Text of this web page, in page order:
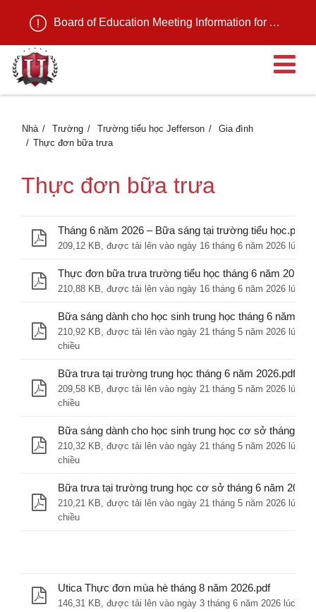
Board of Education Meeting Information for August 11, 2026
Nhà Trường Trường tiểu học Jefferson
Gia đình
Thực đơn bữa trưa
Thực đơn bữa trưa
Tháng 6 năm 2026 – Bữa sáng tại trường tiểu học.pdf
209,12 KB, được tải lên vào ngày 16 tháng 6 năm 2026 lúc
Thực đơn bữa trưa trường tiểu học tháng 6 năm
210,88 KB, được tải lên vào ngày 16 tháng 6 năm 2026 lúc
Bữa sáng dành cho học sinh trung học tháng 6 năm
210,92 KB, được tải lên vào ngày 21 tháng 5 năm 2026 lúc 2
chiều
Bữa trưa tại trường trung học tháng 6 năm 2026.pdf
209,58 KB, được tải lên vào ngày 21 tháng 5 năm 2026 lúc 2
chiều
Bữa sáng dành cho học sinh trung học cơ sở tháng 6
210,32 KB, được tải lên vào ngày 21 tháng 5 năm 2026 lúc 2
chiều
Bữa trưa tại trường trung học cơ sở tháng 6 năm
210,21 KB, được tải lên vào ngày 21 tháng 5 năm 2026 lúc 2
chiều
Utica Thực đơn mùa hè tháng 8 năm 2026.pdf
146,31 KB, được tải lên vào ngày 3 tháng 6 năm 2026 lúc 3